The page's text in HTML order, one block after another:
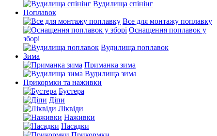
Вудилища спінінг
Поплавок
Все для монтажу поплавку
Оснащення поплавок у
зборі
Вудилища поплавок
Зима
Приманка зима
Вудилища зима
Прикормки та наживки
Бустера
Діпи
Ліквіди
Наживки
Насадки